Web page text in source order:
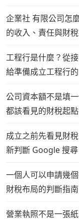
企業社 有限公司怎
的收入、責任與財
工程行是什麼？從
給準備成立工程行
公司資本額不是填
都該看見的財稅起
成立之前先看見財
新判斷 Google 搜
一個人可以申請幾
財稅布局的判斷指南
營業執照不是一張